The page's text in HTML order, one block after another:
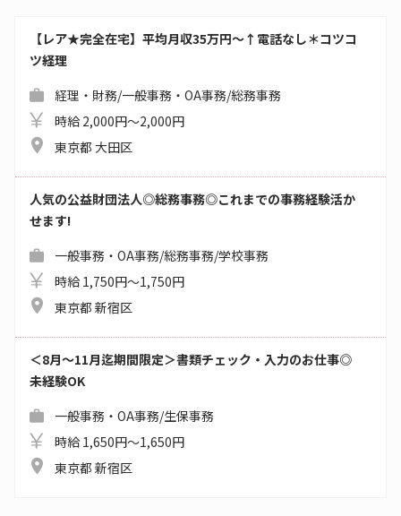
【レア★完全在宅】平均月収35万円～↑電話なし＊コツコ
ツ経理
経理・財務/一般事務・OA事務/総務事務
時給 2,000円～2,000円
東京都 大田区
人気の公益財団法人◎総務事務◎これまでの事務経験活か
せます!
一般事務・OA事務/総務事務/学校事務
時給 1,750円～1,750円
東京都 新宿区
＜8月～11月迄期間限定＞書類チェック・入力のお仕事◎
未経験OK
一般事務・OA事務/生保事務
時給 1,650円～1,650円
東京都 新宿区